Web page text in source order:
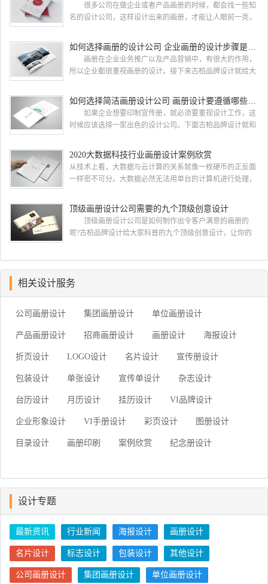
很多公司在做企业或者产品画册的时候，都会找一些知
名的设计公司，这样设计出来的画册，才能让人眼前一亮，
册设计找哪家公司。 广州画册设计哪家公司好？本地人
都会选择古柏品牌设计 广州古柏品牌设计有限公司成立
于2004年，是由一群专业、独特的IT精英组成的团队。一直
如何选择画册的设计公司 企业画册的设计步骤是怎样的
画册在企业业务推广以及产品营销中，有很大的作用，
所以企业都很重视画册的设计。接下来古柏品牌设计就给大
样的? 画册的设计公司 如何选择画册的设计公
司 一，设计水准，这个可以通过设计公司之前的案例来
大概判断一下，比如之前是否做过类似的行业等等 二，
如何选择简洁画册设计公司 画册设计要遵循哪些原则
如果企业想要印制宣传册，就必须要重视设计工作，这
时候应该选择一家出色的设计公司。下面古柏品牌设计就和
循哪些原则? 简洁画册设计公司 如何选择简洁画册
设计公司 一、看公司背景 互联网上存在许多可以查
询企业注册资本与经营状况的企业安全软件，客户们在招标
2020大数据科技行业画册设计案例欣赏
从技术上看，大数据与云计算的关系就像一枚硬币的正反面
一样密不可分。大数据必然无法用单台的计算机进行处理，
数据挖掘。但它必须依托云计算的分布式处理、分布式数据
库和云存储、虚拟化技术。最近古柏就接到一项关于大数据
科技行业画册设计项目，下面我们一起开分析下由古柏小编
顶级画册设计公司需要的九个顶级创意设计
顶级画册设计公司是如何制作出令客户满意的画册的
呢?古柏品牌设计给大家科普的九个顶级创意设计，让你的
开始之前了解你的目的 当您在考虑如何设计宣传册时，
首先要问客户为什么认为他们需要一本宣传册。然后让他们
相关设计服务
公司画册设计 集团画册设计 单位画册设计
产品画册设计 招商画册设计 画册设计 海报设计
折页设计 LOGO设计 名片设计 宣传册设计
包装设计 单张设计 宣传单设计 杂志设计
台历设计 月历设计 挂历设计 VI品牌设计
企业形象设计 VI手册设计 彩页设计 图册设计
目录设计 画册印刷 案例欣赏 纪念册设计
设计专题
最新资讯 行业新闻 海报设计 画册设计
名片设计 标志设计 包装设计 其他设计
公司画册设计 集团画册设计 单位画册设计